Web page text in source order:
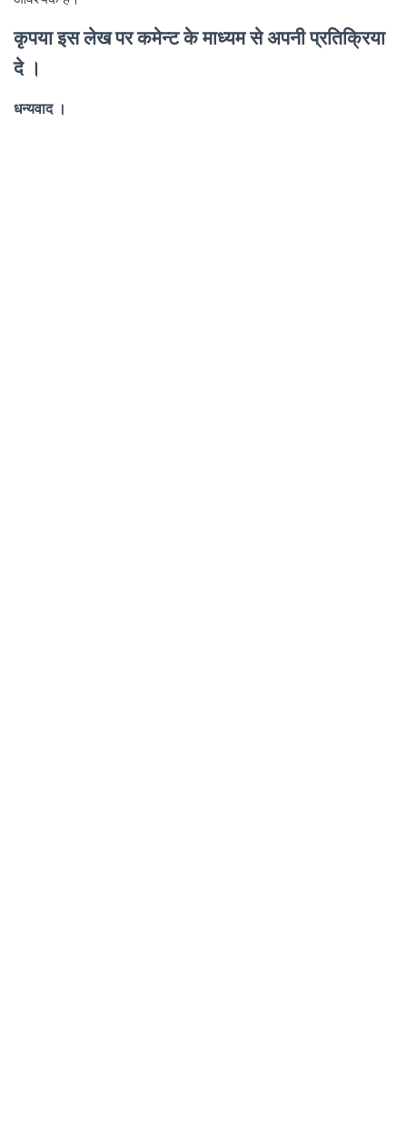
कृपया इस लेख पर कमेन्ट के माध्यम से अपनी प्रतिक्रिया
दे ।
धन्यवाद ।